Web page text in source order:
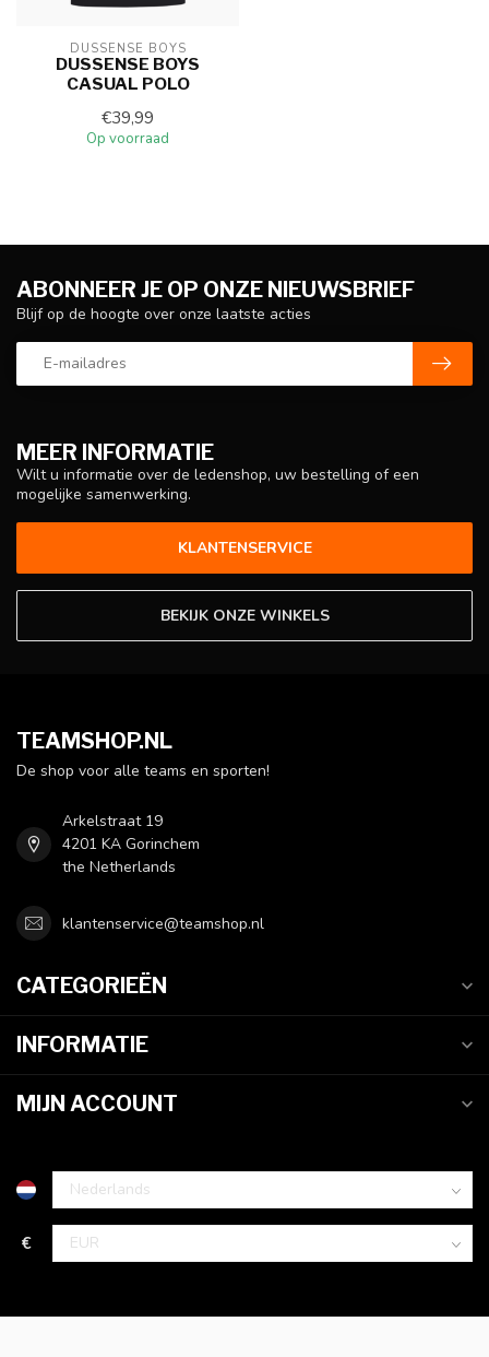
DUSSENSE BOYS
DUSSENSE BOYS
CASUAL POLO
€39,99
Op voorraad
MEER INFORMATIE
Wilt u informatie over de ledenshop, uw bestelling of een
mogelijke samenwerking.
KLANTENSERVICE
BEKIJK ONZE WINKELS
ABONNEER JE OP ONZE NIEUWSBRIEF
Blijf op de hoogte over onze laatste acties
TEAMSHOP.NL
De shop voor alle teams en sporten!
Arkelstraat 19
4201 KA Gorinchem
the Netherlands
klantenservice@teamshop.nl
CATEGORIEËN
INFORMATIE
MIJN ACCOUNT
€